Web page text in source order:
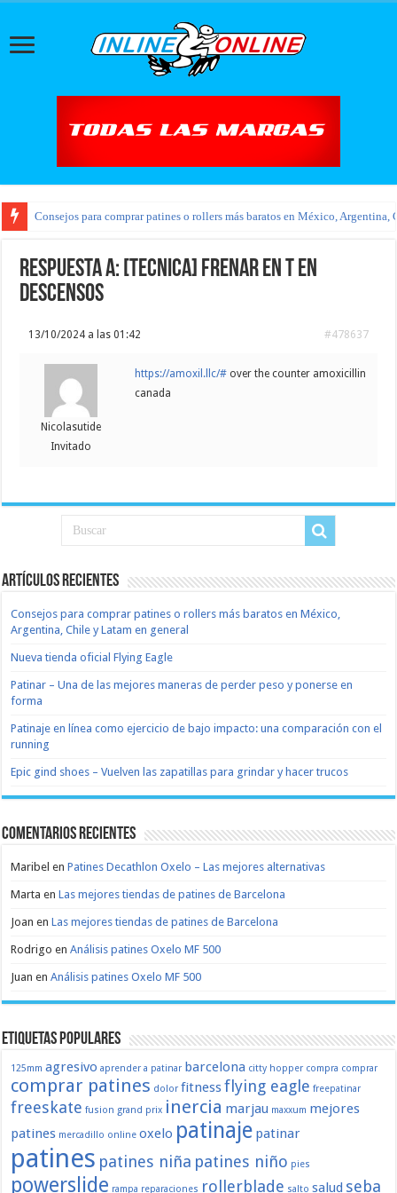
Consejos para comprar patines o rollers más baratos en México, Argentina,
Respuesta a: [TECNICA] Frenar en T en
descensos
13/10/2024 a las 01:42 #478637
Nicolasutide
Invitado
https://amoxil.llc/# over the counter amoxicillin
canada
Artículos recientes
Consejos para comprar patines o rollers más baratos en México,
Argentina, Chile y Latam en general
Nueva tienda oficial Flying Eagle
Patinar – Una de las mejores maneras de perder peso y ponerse en
forma
Patinaje en línea como ejercicio de bajo impacto: una comparación con el
running
Epic gind shoes – Vuelven las zapatillas para grindar y hacer trucos
Comentarios recientes
Maribel enPatines Decathlon Oxelo – Las mejores alternativas
Marta enLas mejores tiendas de patines de Barcelona
Joan enLas mejores tiendas de patines de Barcelona
Rodrigo enAnálisis patines Oxelo MF 500
Juan enAnálisis patines Oxelo MF 500
Etiquetas populares
125mm agresivo aprender a patinar barcelona citty hopper compra comprar
comprar patines dolor fitnessflying eagle freepatinar
freeskate fusion grand prix inercia marjau maxxum mejores
patines mercadillo online oxelo patinaje patinar
patines patines niña patines niño pies
powerslide rampa reparaciones rollerblade salto salud seba